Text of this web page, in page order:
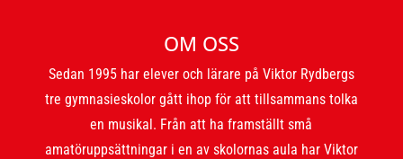
OM OSS
Sedan 1995 har elever och lärare på Viktor Rydbergs
tre gymnasieskolor gått ihop för att tillsammans tolka
en musikal. Från att ha framställt små
amatöruppsättningar i en av skolornas aula har Viktor